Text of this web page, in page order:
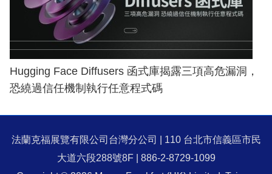
Hugging Face Diffusers 函式庫揭露三項高危漏洞，
恐繞過信任機制執行任意程式碼
法蘭克福展覽有限公司台灣分公司 | 110 台北市信義區市民
大道六段288號8F | 886-2-8729-1099